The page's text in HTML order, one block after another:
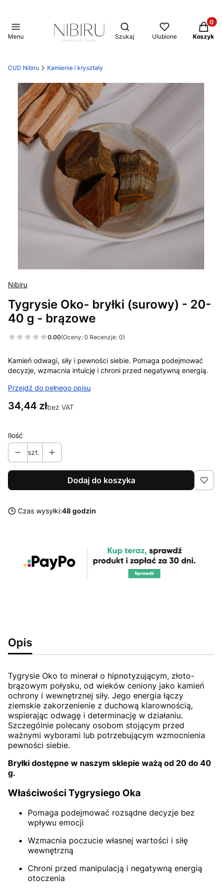
Menu
Otwórz wyszukiwarkę
Szukaj Ulubione Koszyk
CUD Nibiru Kamienie i kryształy
Nibiru
Tygrysie Oko- bryłki (surowy) - 20-
40 g - brązowe
0.00(Oceny: 0 Recenzje: 0)
Kamień odwagi, siły i pewności siebie. Pomaga podejmować
decyzje, wzmacnia intuicję i chroni przed negatywną energią.
Przejdź do pełnego opisu
Cena
34,44 złbez VAT
Ilość
szt.
Dodaj do koszyka
Czas wysyłki:48 godzin
Opis
Tygrysie Oko to minerał o hipnotyzującym, złoto-
brązowym połysku, od wieków ceniony jako kamień
ochrony i wewnętrznej siły. Jego energia łączy
ziemskie zakorzenienie z duchową klarownością,
wspierając odwagę i determinację w działaniu.
Szczególnie polecany osobom stojącym przed
ważnymi wyborami lub potrzebującym wzmocnienia
pewności siebie.
Bryłki dostępne w naszym sklepie ważą od 20 do 40
g.
Właściwości Tygrysiego Oka
Pomaga podejmować rozsądne decyzje bez
wpływu emocji
Wzmacnia poczucie własnej wartości i siłę
wewnętrzną
Chroni przed manipulacją i negatywną energią
otoczenia